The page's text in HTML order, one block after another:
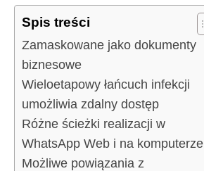
Spis treści
Zamaskowane jako dokumenty
biznesowe
Wieloetapowy łańcuch infekcji
umożliwia zdalny dostęp
Różne ścieżki realizacji w
WhatsApp Web i na komputerze
Możliwe powiązania z